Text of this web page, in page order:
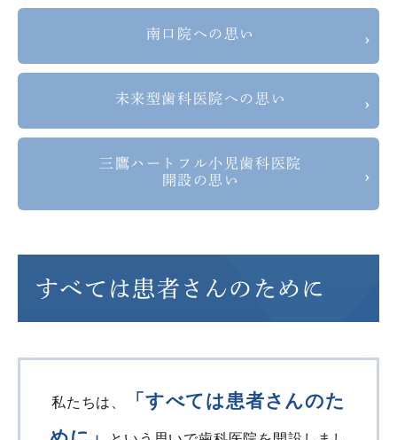
南口院への思い
未来型歯科医院への思い
三鷹ハートフル小児歯科医院
開設の思い
すべては患者さんのために
私たちは、
「すべては患者さんのた